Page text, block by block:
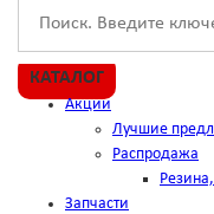
КАТАЛОГ
Акции
Лучшие
Распродажа
Запчасти